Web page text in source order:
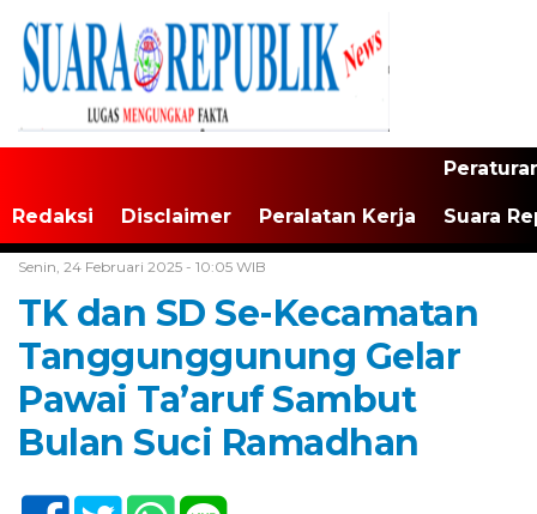
Redaksi Disclaimer Peralatan Kerja Suara
Senin, 24 Februari 2025 - 10:05 WIB
TK dan SD Se-Kecamatan
Tanggunggunung Gelar
Pawai Ta’aruf Sambut
Bulan Suci Ramadhan